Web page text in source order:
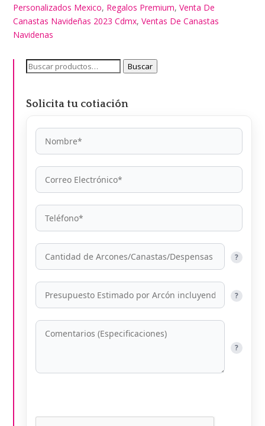
Personalizados Mexico, Regalos Premium,Venta De
Canastas Navideñas 2023 Cdmx,Ventas De Canastas
Navidenas
Buscar
Buscar
Solicita tu cotiación
?
?
?